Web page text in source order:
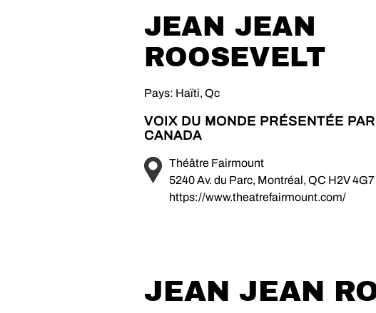
JEAN JEAN
ROOSEVELT
Pays: Haïti, Qc
VOIX DU MONDE PRÉSENTÉE
CANADA
Théâtre Fairmount
5240 Av. du Parc, Montréal, QC H2V 4G7
https://www.theatrefairmount.com/
JEAN JEAN